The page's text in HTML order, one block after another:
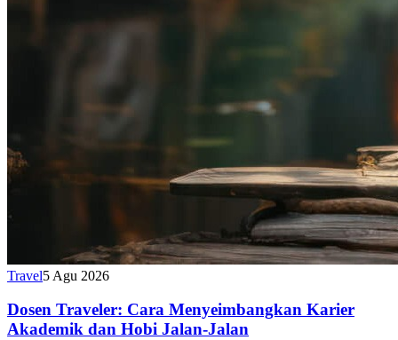
Travel5 Agu 2026
Dosen Traveler: Cara Menyeimbangkan Karier
Akademik dan Hobi Jalan-Jalan